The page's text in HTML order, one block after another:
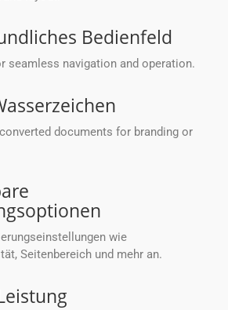
Bedienfeld
seamless navigation and operation.
documents for branding or
wie
Seitenbereich und mehr an.